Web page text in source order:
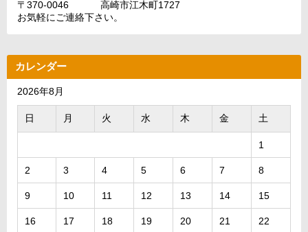
〒370-0046 高崎市江木町1727
お気軽にご連絡下さい。
カレンダー
2026年8月
日 月 火 水 木 金 土
1
2 3 4 5 6 7 8
9 10 11 12 13 14 15
16 17 18 19 20 21 22